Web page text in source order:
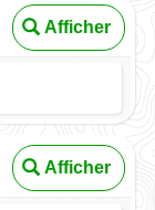
Afficher
Afficher